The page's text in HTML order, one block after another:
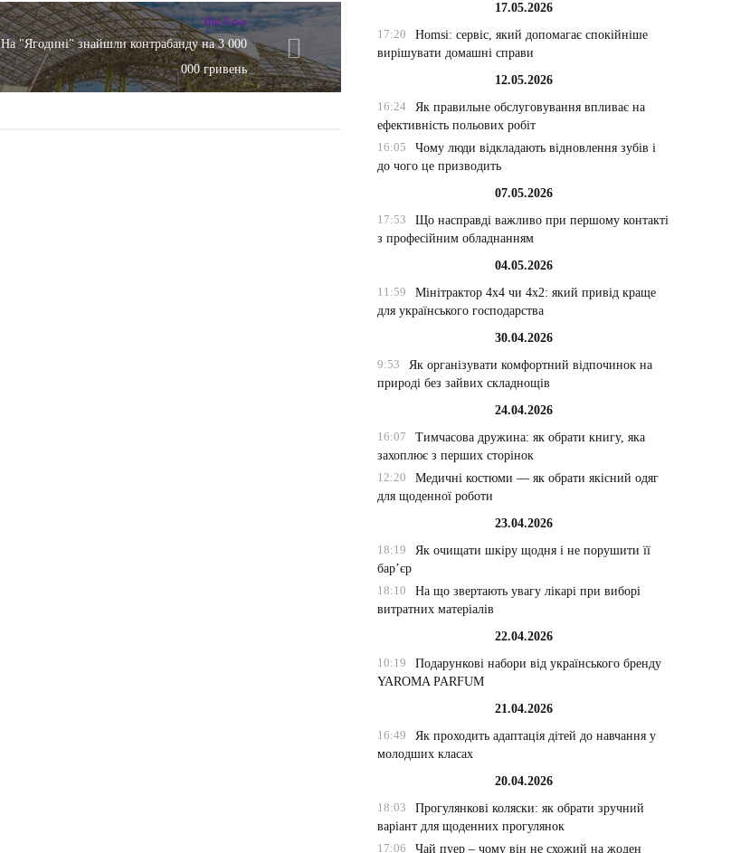
Hot News
На "Ягодині" знайшли контрабанду на 3 000
000 гривень
17.05.2026
17:20
Homsi: сервіс, який допомагає спокійніше
вирішувати домашні справи
12.05.2026
16:24
Як правильне обслуговування впливає на
ефективність польових робіт
16:05
Чому люди відкладають відновлення зубів і
до чого це призводить
07.05.2026
17:53
Що насправді важливо при першому контакті
з професійним обладнанням
04.05.2026
11:59
Мінітрактор 4х4 чи 4х2: який привід краще
для українського господарства
30.04.2026
9:53
Як організувати комфортний відпочинок на
природі без зайвих складнощів
24.04.2026
16:07
Тимчасова дружина: як обрати книгу, яка
захоплює з перших сторінок
12:20
Медичні костюми — як обрати якісний одяг
для щоденної роботи
23.04.2026
18:19
Як очищати шкіру щодня і не порушити її
бар’єр
18:10
На що звертають увагу лікарі при виборі
витратних матеріалів
22.04.2026
10:19
Подарункові набори від українського бренду
YAROMA PARFUM
21.04.2026
16:49
Як проходить адаптація дітей до навчання у
молодших класах
20.04.2026
18:03
Прогулянкові коляски: як обрати зручний
варіант для щоденних прогулянок
17:06
Чай пуер – чому він не схожий на жоден